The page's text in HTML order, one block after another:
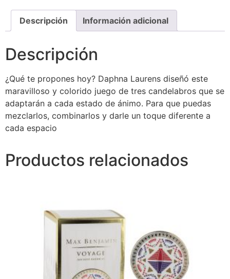
Descripción Información adicional
Descripción
¿Qué te propones hoy? Daphna Laurens diseñó este
maravilloso y colorido juego de tres candelabros que se
adaptarán a cada estado de ánimo. Para que puedas
mezclarlos, combinarlos y darle un toque diferente a
cada espacio
Productos relacionados